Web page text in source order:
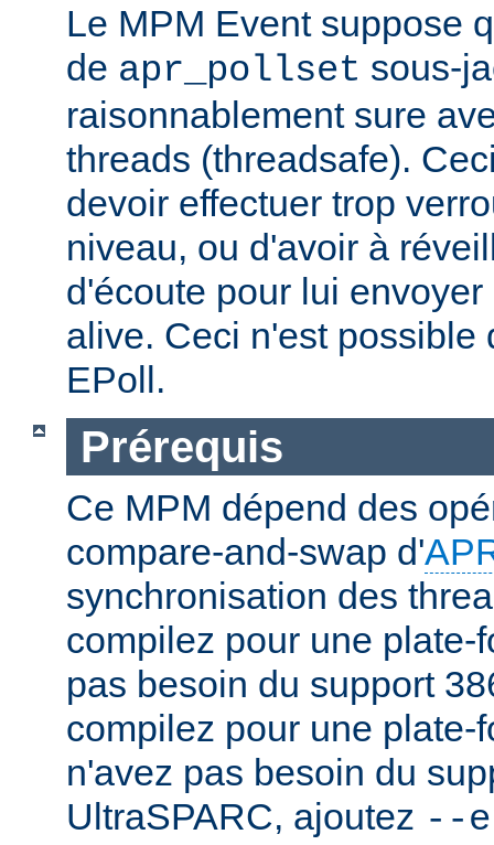
Le MPM Event suppose
de apr_pollset sous-
raisonnablement sure
threads (threadsafe).
devoir effectuer trop
niveau, ou d'avoir à
d'écoute pour lui
alive. Ceci n'est possible
EPoll.
Prérequis
Ce MPM dépend des
compare-and-swap d'
synchronisation des
compilez pour une plate-
pas besoin du support
compilez pour une plate-
n'avez pas besoin du
UltraSPARC, ajoutez --